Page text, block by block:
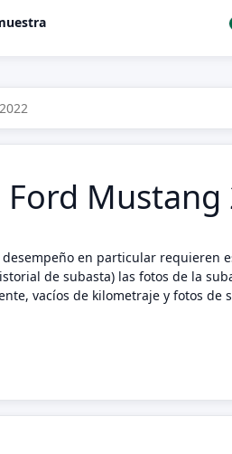
Mustang
desempeño en particular requieren
de subasta) las fotos de la
vacíos de kilometraje y fotos de